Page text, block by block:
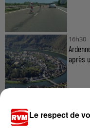
16h30
après
Le respect de